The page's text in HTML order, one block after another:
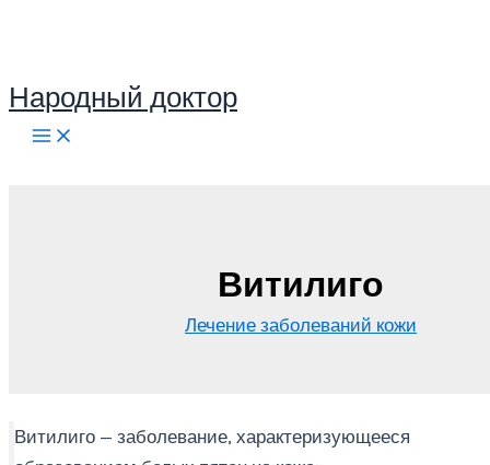
содержимому
Народный доктор
Витилиго
Лечение заболеваний кожи
Витилиго — заболевание, характеризующееся